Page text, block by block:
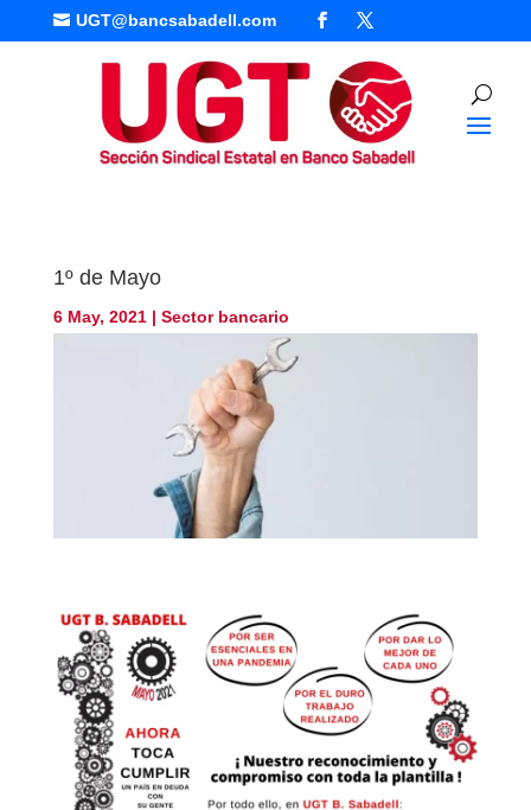
 UGT@bancsabadell.com
1º de Mayo
6 May, 2021| Sector bancario